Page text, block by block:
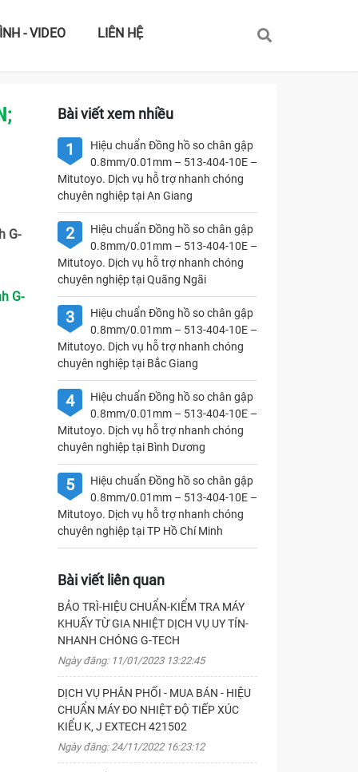
- VIDEO LIÊN HỆ
G-
G-
Bài viết xem nhiều
1
Hiệu chuẩn Đồng hồ so chân gập
0.8mm/0.01mm – 513-404-10E –
Mitutoyo. Dịch vụ hỗ trợ nhanh chóng
chuyên nghiệp tại An Giang
2
Hiệu chuẩn Đồng hồ so chân gập
0.8mm/0.01mm – 513-404-10E –
Mitutoyo. Dịch vụ hỗ trợ nhanh chóng
chuyên nghiệp tại Quãng Ngãi
3
Hiệu chuẩn Đồng hồ so chân gập
0.8mm/0.01mm – 513-404-10E –
Mitutoyo. Dịch vụ hỗ trợ nhanh chóng
chuyên nghiệp tại Bắc Giang
4
Hiệu chuẩn Đồng hồ so chân gập
0.8mm/0.01mm – 513-404-10E –
Mitutoyo. Dịch vụ hỗ trợ nhanh chóng
chuyên nghiệp tại Bình Dương
5
Hiệu chuẩn Đồng hồ so chân gập
0.8mm/0.01mm – 513-404-10E –
Mitutoyo. Dịch vụ hỗ trợ nhanh chóng
chuyên nghiệp tại TP Hồ Chí Minh
Bài viết liên quan
BẢO TRÌ-HIỆU CHUẨN-KIỂM TRA MÁY
KHUẤY TỪ GIA NHIỆT DỊCH VỤ UY TÍN-
NHANH CHÓNG G-TECH
Ngày đăng: 11/01/2023 13:22:45
DỊCH VỤ PHÂN PHỐI - MUA BÁN - HIỆU
CHUẨN MÁY ĐO NHIỆT ĐỘ TIẾP XÚC
KIỂU K, J EXTECH 421502
Ngày đăng: 24/11/2022 16:23:12